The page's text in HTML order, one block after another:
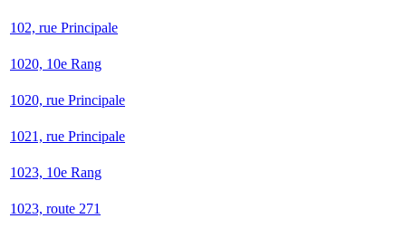
102, rue Principale
1020, 10e Rang
1020, rue Principale
1021, rue Principale
1023, 10e Rang
1023, route 271